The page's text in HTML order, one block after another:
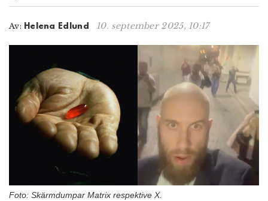
i
o
Av: Helena Edlund 10. september 2025, 10:17
Foto: Skärmdumpar Matrix respektive X.